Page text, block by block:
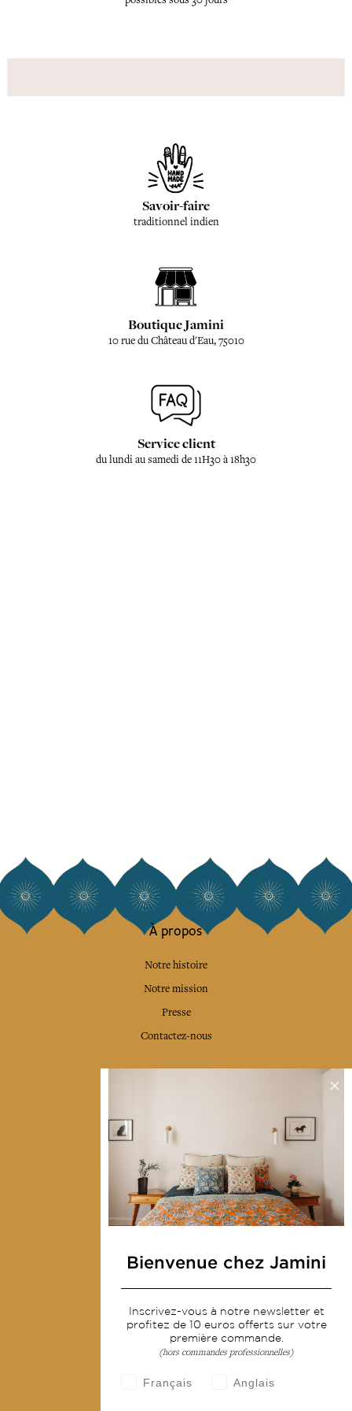
Savoir-faire
traditionnel indien
Boutique Jamini
10 rue du Château d'Eau, 75010
Service client
du lundi au samedi de 11H30 à 18h30
À propos
Notre histoire
Notre mission
Presse
Contactez-nous
Déco & Linge de maison
Linge de table
Sacs & pochettes
Mode
Livraison & retour
CGV
Devenir revendeur
Notre communauté
Bienvenue chez Jamini
Inscrivez-vous à notre newsletter et
profitez de 10 euros offerts sur votre
première commande.
(hors commandes professionnelles)
Français Anglais